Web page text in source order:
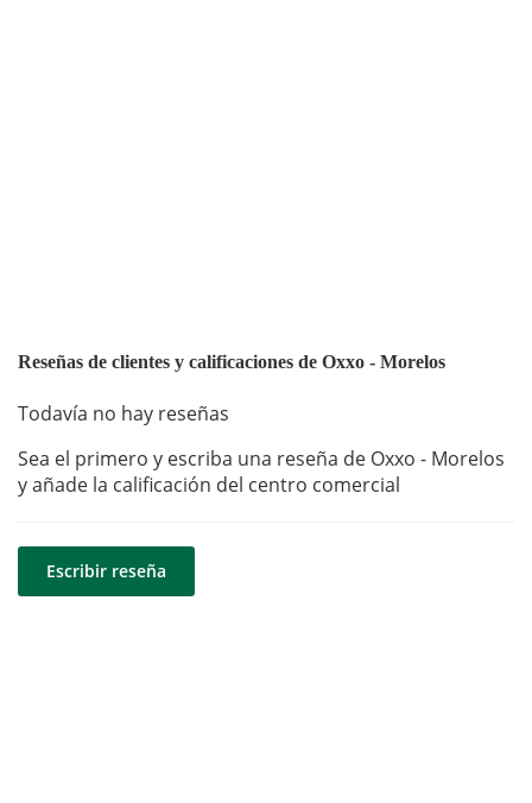
Reseñas de clientes y calificaciones de Oxxo - Morelos
Todavía no hay reseñas
Sea el primero y escriba una reseña de Oxxo - Morelos
y añade la calificación del centro comercial
Escribir reseña